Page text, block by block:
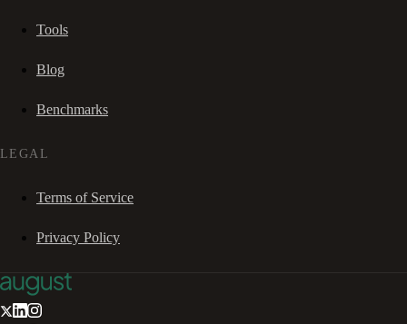
Tools
Blog
Benchmarks
LEGAL
Terms of Service
Privacy Policy